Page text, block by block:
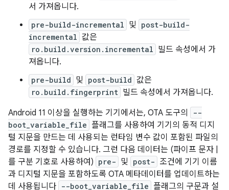
서 가져옵니다.
pre-build-incremental 및 post-build-
incremental 값은
ro.build.version.incremental 빌드 속성에서 가
져옵니다.
pre-build 및 post-build 값은
ro.build.fingerprint 빌드 속성에서 가져옵니다.
Android 11 이상을 실행하는 기기에서는, OTA 도구의
--
boot_variable_file 플래그를 사용하여 기기의 동적 디지
털 지문을 만드는 데 사용되는 런타임 변수 값이 포함된 파일의
경로를 지정할 수 있습니다. 그런 다음 데이터는 (파이프 문자 |
를 구분 기호로 사용하여) pre- 및 post- 조건에 기기 이름
과 디지털 지문을 포함하도록 OTA 메타데이터를 업데이트하는
데 사용됩니다 --boot_variable_file 플래그의 구문과 설